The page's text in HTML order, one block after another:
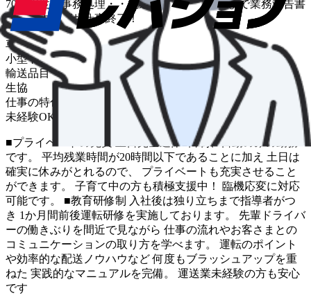
70件程度・事務処理・・配送は基本的に夕方まで業務報告書
を作成すればお仕事終了！
車種
小型トラック
輸送品目
生協
仕事の特色
未経験OK
■プライベートの充実 土日完全週休2日制、日勤のみの勤務
です。 平均残業時間が20時間以下であることに加え 土日は
確実に休みがとれるので、 プライベートも充実させること
ができます。 子育て中の方も積極支援中！ 臨機応変に対応
可能です。 ■教育研修制 入社後は独り立ちまで指導者がつ
き 1か月間前後運転研修を実施しております。 先輩ドライバ
ーの働きぶりを間近で見ながら 仕事の流れやお客さまとの
コミュニケーションの取り方を学べます。 運転のポイント
や効率的な配送ノウハウなど 何度もブラッシュアップを重
ねた 実践的なマニュアルを完備。 運送業未経験の方も安心
です